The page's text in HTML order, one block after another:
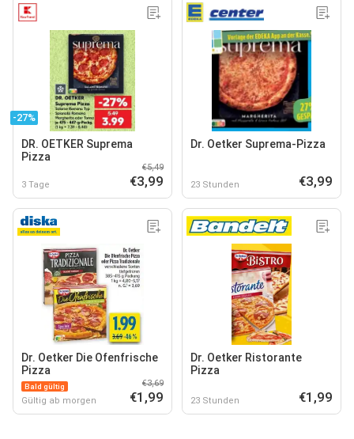
-27%
DR. OETKER Suprema
Pizza
3 Tage
€5,49
€3,99
Dr. Oetker Suprema-Pizza
23 Stunden €3,99
Dr. Oetker Die Ofenfrische
Pizza
Bald gültig
Gültig ab morgen
€3,69
€1,99
Dr. Oetker Ristorante
Pizza
23 Stunden €1,99